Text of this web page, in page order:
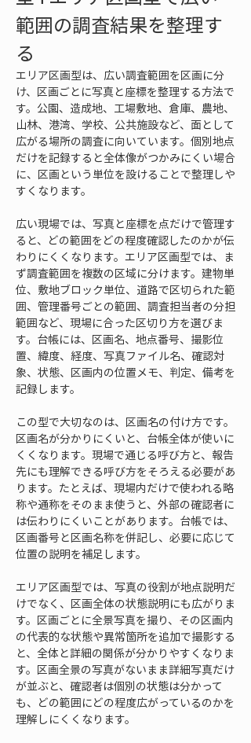
範囲の調査結果を整理す
る
エリア区画型は、広い調査範囲を区画に分
け、区画ごとに写真と座標を整理する方法で
す。公園、造成地、工場敷地、倉庫、農地、
山林、港湾、学校、公共施設など、面として
広がる場所の調査に向いています。個別地点
だけを記録すると全体像がつかみにくい場合
に、区画という単位を設けることで整理しや
すくなります。
広い現場では、写真と座標を点だけで管理す
ると、どの範囲をどの程度確認したのかが伝
わりにくくなります。エリア区画型では、ま
ず調査範囲を複数の区域に分けます。建物単
位、敷地ブロック単位、道路で区切られた範
囲、管理番号ごとの範囲、調査担当者の分担
範囲など、現場に合った区切り方を選びま
す。台帳には、区画名、地点番号、撮影位
置、緯度、経度、写真ファイル名、確認対
象、状態、区画内の位置メモ、判定、備考を
記録します。
この型で大切なのは、区画名の付け方です。
区画名が分かりにくいと、台帳全体が使いに
くくなります。現場で通じる呼び方と、報告
先にも理解できる呼び方をそろえる必要があ
ります。たとえば、現場内だけで使われる略
称や通称をそのまま使うと、外部の確認者に
は伝わりにくいことがあります。台帳では、
区画番号と区画名称を併記し、必要に応じて
位置の説明を補足します。
エリア区画型では、写真の役割が地点説明だ
けでなく、区画全体の状態説明にも広がりま
す。区画ごとに全景写真を撮り、その区画内
の代表的な状態や異常箇所を追加で撮影する
と、全体と詳細の関係が分かりやすくなりま
す。区画全景の写真がないまま詳細写真だけ
が並ぶと、確認者は個別の状態は分かって
も、どの範囲にどの程度広がっているのかを
理解しにくくなります。